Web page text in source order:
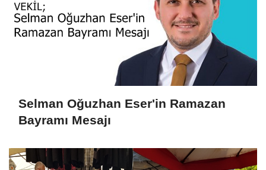
Selman Oğuzhan Eser'in Ramazan
Bayramı Mesajı